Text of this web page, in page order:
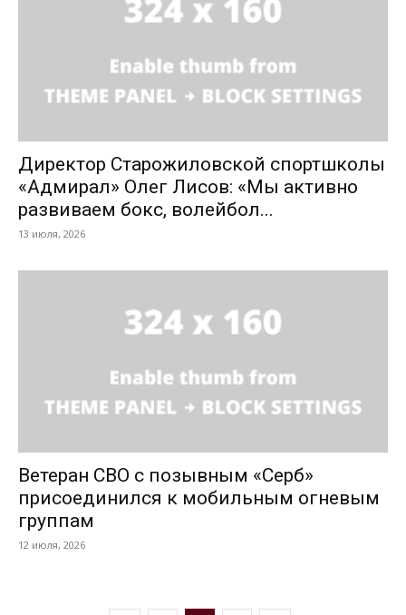
Директор Старожиловской спортшколы
«Адмирал» Олег Лисов: «Мы активно
развиваем бокс, волейбол...
13 июля, 2026
Ветеран СВО с позывным «Серб»
присоединился к мобильным огневым
группам
12 июля, 2026